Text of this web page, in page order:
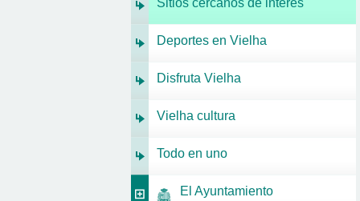
Sitios cercanos de interes
Deportes en Vielha
Disfruta Vielha
Vielha cultura
Todo en uno
El Ayuntamiento